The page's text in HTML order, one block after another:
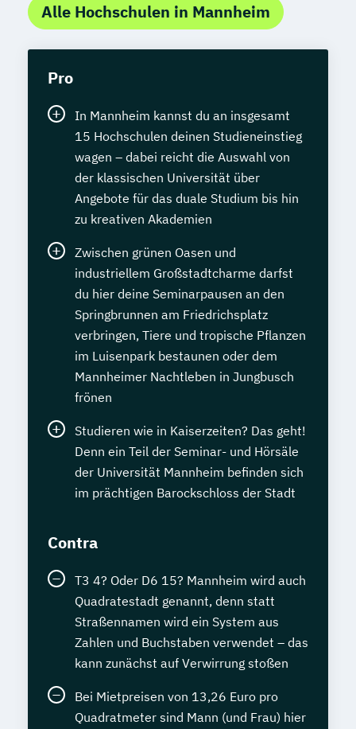
Alle Hochschulen in Mannheim
Pro
In Mannheim kannst du an insgesamt
15 Hochschulen deinen Studieneinstieg
wagen – dabei reicht die Auswahl von
der klassischen Universität über
Angebote für das duale Studium bis hin
zu kreativen Akademien
Zwischen grünen Oasen und
industriellem Großstadtcharme darfst
du hier deine Seminarpausen an den
Springbrunnen am Friedrichsplatz
verbringen, Tiere und tropische Pflanzen
im Luisenpark bestaunen oder dem
Mannheimer Nachtleben in Jungbusch
frönen
Studieren wie in Kaiserzeiten? Das geht!
Denn ein Teil der Seminar- und Hörsäle
der Universität Mannheim befinden sich
im prächtigen Barockschloss der Stadt
Contra
T3 4? Oder D6 15? Mannheim wird auch
Quadratestadt genannt, denn statt
Straßennamen wird ein System aus
Zahlen und Buchstaben verwendet – das
kann zunächst auf Verwirrung stoßen
Bei Mietpreisen von 13,26 Euro pro
Quadratmeter sind Mann (und Frau) hier